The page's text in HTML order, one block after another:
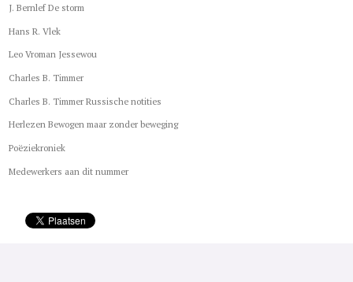
J. Bernlef De storm
Hans R. Vlek
Leo Vroman Jessewou
Charles B. Timmer
Charles B. Timmer Russische notities
Herlezen Bewogen maar zonder beweging
Poëziekroniek
Medewerkers aan dit nummer